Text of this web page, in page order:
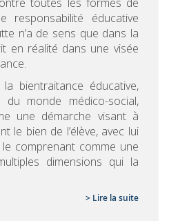
responsabilité éducative
n’a de sens que dans la
en réalité dans une visée
bientraitance éducative,
monde médico-social,
une démarche visant à
le bien de l’élève, avec lui
comprenant comme une
dimensions qui la
> Lire la suite